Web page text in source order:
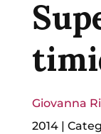
Giovanna
2014|